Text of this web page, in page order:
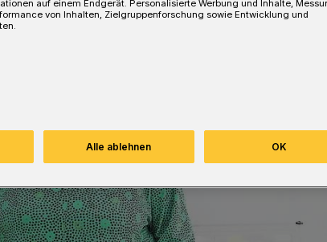
auf einem Endgerät. Personalisierte Werbung und Inhalte,
von Inhalten, Zielgruppenforschung sowie Entwicklung und
Alle ablehnen OK